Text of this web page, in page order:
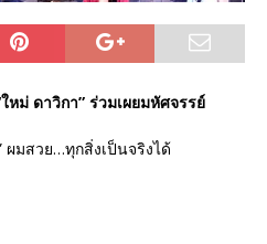
ม่ ดาวิกา” ร่วมเผยมหัศจรรย์
ผมสวย…ทุกสิ่งเป็นจริงได้